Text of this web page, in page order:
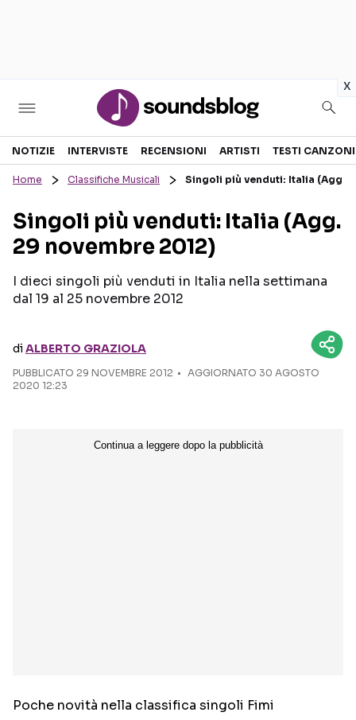
x
Sezioni
RECENSIONI MUSICALI
INTERVISTE
GOSSIP E CURIOSITÀ
TESTI CANZONI
TOUR ED EVENTI
TALENT SHOW
NOTIZIE INTERVISTE RECENSIONI ARTISTI TESTI CANZONI
Home Classifiche Musicali Singoli più venduti: Italia (Agg.
Singoli più venduti: Italia (Agg.
29 novembre 2012)
I dieci singoli più venduti in Italia nella settimana
dal 19 al 25 novembre 2012
diALBERTO GRAZIOLA
PUBBLICATO 29 NOVEMBRE 2012
AGGIORNATO 30 AGOSTO
2020 12:23
Poche novità nella classifica singoli Fimi